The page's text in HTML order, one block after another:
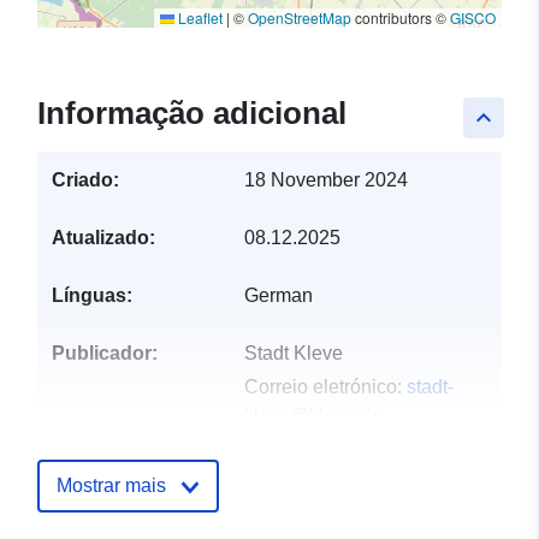
Leaflet | ©OpenStreetMapcontributors ©GISCO
keyboard_arrow_up
Informação adicional
Criado: 18 November 2024
Atualizado: 08.12.2025
Línguas: German
Publicador:
Stadt Kleve
Correio eletrónico: stadt-
Pontos de
contacto:
Mostrar mais